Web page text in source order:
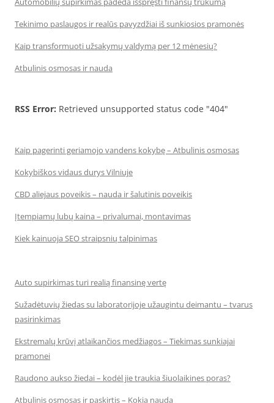
Tekinimo paslaugos ir realūs pavyzdžiai iš sunkiosios pramonės
Kaip transformuoti užsakymų valdymą per 12 mėnesių?
Atbulinis osmosas ir nauda
RSS Error: Retrieved unsupported status code "404"
Kaip pagerinti geriamojo vandens kokybę – Atbulinis osmosas
Kokybiškos vidaus durys Vilniuje
CBD aliejaus poveikis – nauda ir šalutinis poveikis
Įtempiamų lubų kaina – privalumai, montavimas
Kiek kainuoja SEO straipsnių talpinimas
Auto supirkimas turi realią finansinę vertę
Sužadėtuvių žiedas su laboratorijoje užaugintu deimantu – tvarus
pasirinkimas
Ekstremalų krūvį atlaikančios medžiagos – Tiekimas sunkiajai
pramonei
Raudono aukso žiedai – kodėl jie traukia šiuolaikines poras?
Atbulinis osmosas ir paskirtis – Kokia nauda